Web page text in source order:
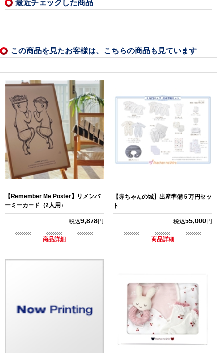
最近チェックした商品
この商品を見たお客様は、こちらの商品も見ています
【Remember Me Poster】リメンバ
ーミーカード（2人用）
税込9,878円
商品詳細
【赤ちゃんの城】出産準備５万円セッ
ト
税込55,000円
商品詳細